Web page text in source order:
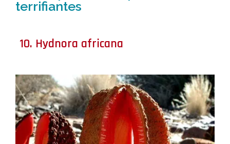
terrifiantes
10. Hydnora africana